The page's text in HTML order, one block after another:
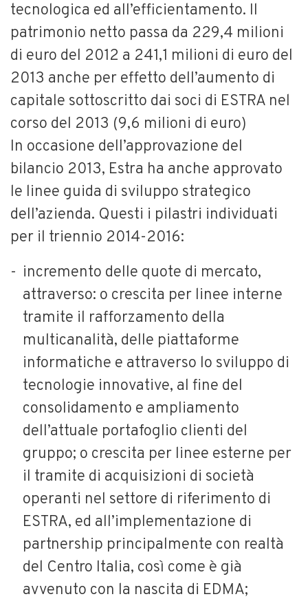
tecnologica ed all’efficientamento. Il
patrimonio netto passa da 229,4 milioni
di euro del 2012 a 241,1 milioni di euro del
2013 anche per effetto dell’aumento di
capitale sottoscritto dai soci di ESTRA nel
corso del 2013 (9,6 milioni di euro)
In occasione dell’approvazione del
bilancio 2013, Estra ha anche approvato
le linee guida di sviluppo strategico
dell’azienda. Questi i pilastri individuati
per il triennio 2014-2016:
incremento delle quote di mercato,
attraverso: o crescita per linee interne
tramite il rafforzamento della
multicanalità, delle piattaforme
informatiche e attraverso lo sviluppo di
tecnologie innovative, al fine del
consolidamento e ampliamento
dell’attuale portafoglio clienti del
gruppo; o crescita per linee esterne per
il tramite di acquisizioni di società
operanti nel settore di riferimento di
ESTRA, ed all’implementazione di
partnership principalmente con realtà
del Centro Italia, così come è già
avvenuto con la nascita di EDMA;